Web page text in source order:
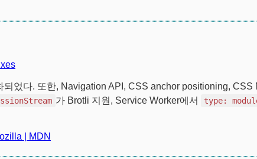
었다. 또한, Navigation API, CSS anchor positioning, CSS
가 Brotli 지원, Service Worker에서 type:
| MDN